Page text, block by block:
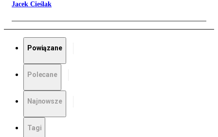
Jacek Cieślak
Powiązane
Polecane
Najnowsze
Tagi